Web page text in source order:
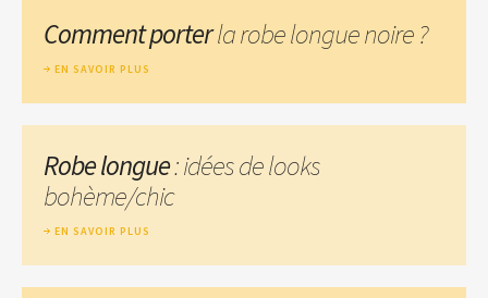
Comment porterla robe longue noire ?
EN SAVOIR PLUS
Robe longue: idées de looks
bohème/chic
EN SAVOIR PLUS